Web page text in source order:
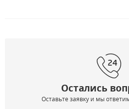
Остались
Оставьте заявку и мы